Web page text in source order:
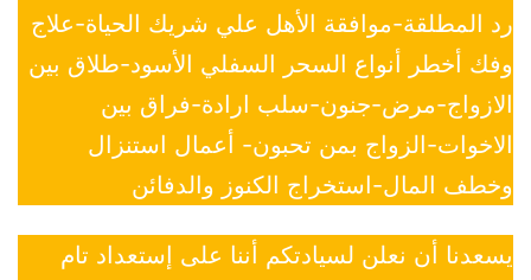
رد المطلقة-موافقة الأهل علي شريك الحياة-علاج
وفك أخطر أنواع السحر السفلي الأسود-طلاق بين
الازواج-مرض-جنون-سلب ارادة-فراق بين
الاخوات-الزواج بمن تحبون- أعمال استنزال
وخطف المال-استخراج الكنوز والدفائن
يسعدنا أن نعلن لسيادتكم أننا على إستعداد تام